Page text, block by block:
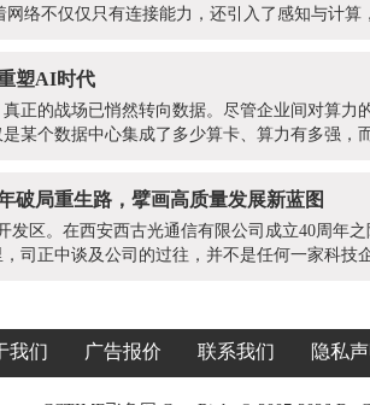
网络不仅仅只有连接能力，还引入了感知与计算
塑AI时代
正的战场已悄然转向数据。尽管企业间对算力
某个数据中心集成了多少算卡、算力有多强，
破局重生路，擘画高质量发展新蓝图
发区。在西安西古光通信有限公司成立40周年
司正中谈及公司的过往，并不是任何一家科技
我们 广告报价 联系我们 隐私